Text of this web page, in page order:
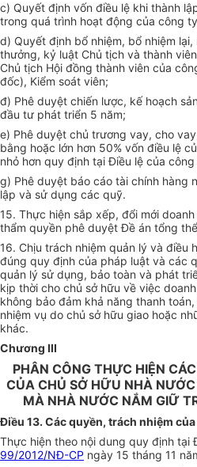
c) Quyết định vốn điều lệ khi thành
trong quá trình hoạt động của công
d) Quyết định bổ nhiệm, bổ nhiệm
thưởng, kỷ luật Chủ tịch và thành
Chủ tịch Hội đồng thành viên của
đốc), Kiểm soát viên;
đ) Phê duyệt chiến lược, kế hoạch
đầu tư phát triển 5 năm;
e) Phê duyệt chủ trương vay, cho
bằng hoặc lớn hơn 50% vốn điều lệ
nhỏ hơn quy định tại Điều lệ của
g) Phê duyệt báo cáo tài chính hàng
lập và sử dụng các quỹ.
15. Thực hiện sắp xếp, đổi mới
thẩm quyền phê duyệt Đề án tổng
16. Chịu trách nhiệm quản lý và điều
đúng quy định của pháp luật và các
quản lý sử dụng, bảo toàn và phát
kịp thời cho chủ sở hữu về việc
không bảo đảm khả năng thanh
nhiệm vụ do chủ sở hữu giao hoặc
khác.
Chương III
PHÂN CÔNG THỰC HIỆN
CỦA CHỦ SỞ HỮU NHÀ
MÀ NHÀ NƯỚC NẮM GIỮ
Điều 13. Các quyền, trách nhiệm
Thực hiện theo nội dung quy định tại
99/2012/NĐ-CP ngày 15 tháng 11